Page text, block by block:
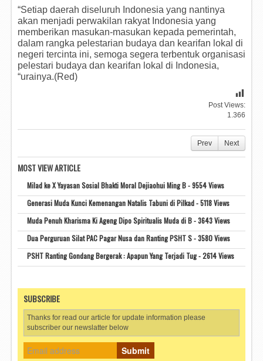
“Setiap daerah diseluruh Indonesia yang nantinya
akan menjadi perwakilan rakyat Indonesia yang
memberikan masukan-masukan kepada pemerintah,
dalam rangka pelestarian budaya dan kearifan lokal di
negeri tercinta ini, semoga segera terbentuk organisasi
pelestari budaya dan kearifan lokal di Indonesia,
“urainya.(Red)
Post Views:
1.366
Prev Next
MOST VIEW ARTICLE
Milad ke X Yayasan Sosial Bhakti Moral Dejiaohui Ming B - 9554 Views
Generasi Muda Kunci Kemenangan Natalis Tabuni di Pilkad - 5118 Views
Muda Penuh Kharisma Ki Ageng Dipo Spiritualis Muda di B - 3643 Views
Dua Perguruan Silat PAC Pagar Nusa dan Ranting PSHT S - 3580 Views
PSHT Ranting Gondang Bergerak : Apapun Yang Terjadi Tug - 2614 Views
SUBSCRIBE
Thanks for read our article for update information please
subscriber our newslatter below
Submit